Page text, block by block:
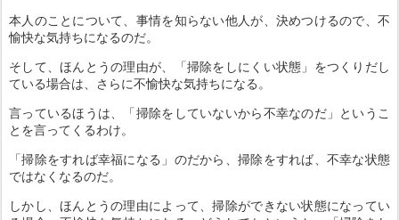
本人のことについて、事情を知らない他人が、決めつけるので、不
愉快な気持ちになるのだ。
そして、ほんとうの理由が、「掃除をしにくい状態」をつくりだし
ている場合は、さらに不愉快な気持ちになる。
言っているほうは、「掃除をしていないから不幸なのだ」というこ
とを言ってくるわけ。
「掃除をすれば幸福になる」のだから、掃除をすれば、不幸な状態
ではなくなるのだ。
しかし、ほんとうの理由によって、掃除ができない状態になってい